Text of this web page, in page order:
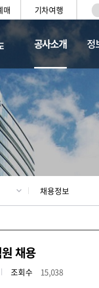
매 기차여행
공사소개
일반현황
정
채용정보
채용
조회수 15,038